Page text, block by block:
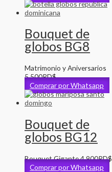
Bouquet de
globos BG8
Matrimonio y Aniversarios
5,500RD$
Comprar por Whatsapp
Bouquet de
globos BG12
Bouquet Gigante4,900RD$
Comprar por Whatsapp